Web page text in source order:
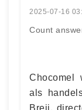
2025-07-16
Count
Chocomel
als
Breij,